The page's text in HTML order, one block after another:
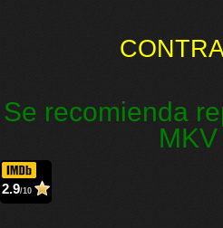
Se recomienda
2.9/10